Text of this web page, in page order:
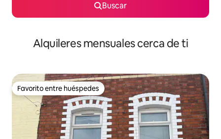
Buscar
Alquileres mensuales cerca de ti
Favorito entre huéspedes
Favorito entre huéspedes